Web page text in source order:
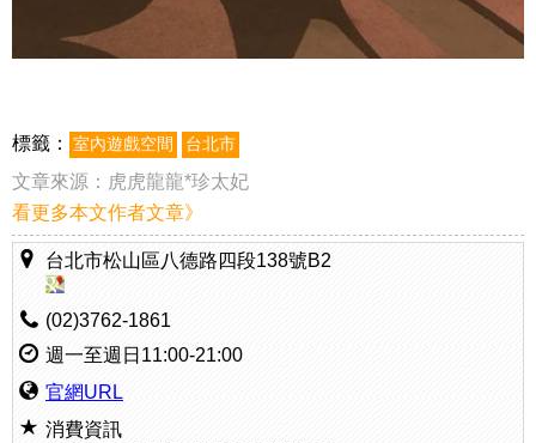
標籤： 室內遊戲空間 台北市
文章來源： 虎虎龍龍*珍太妃
看更多本文作者文章》
台北市松山區八德路四段138號B2
(02)3762-1861
週一至週日11:00-21:00
官網URL
消費資訊